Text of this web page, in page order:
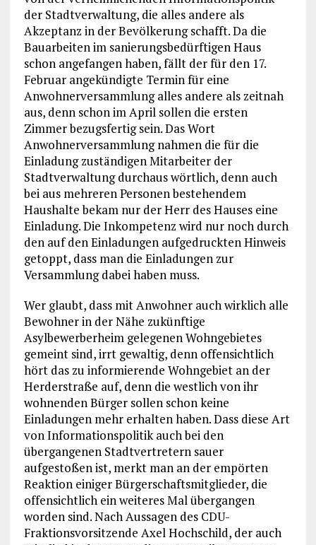
der Stadtverwaltung, die alles andere als
Akzeptanz in der Bevölkerung schafft. Da die
Bauarbeiten im sanierungsbedürftigen Haus
schon angefangen haben, fällt der für den 17.
Februar angekündigte Termin für eine
Anwohnerversammlung alles andere als zeitnah
aus, denn schon im April sollen die ersten
Zimmer bezugsfertig sein. Das Wort
Anwohnerversammlung nahmen die für die
Einladung zuständigen Mitarbeiter der
Stadtverwaltung durchaus wörtlich, denn auch
bei aus mehreren Personen bestehendem
Haushalte bekam nur der Herr des Hauses eine
Einladung. Die Inkompetenz wird nur noch durch
den auf den Einladungen aufgedruckten Hinweis
getoppt, dass man die Einladungen zur
Versammlung dabei haben muss.
Wer glaubt, dass mit Anwohner auch wirklich alle
Bewohner in der Nähe zukünftige
Asylbewerberheim gelegenen Wohngebietes
gemeint sind, irrt gewaltig, denn offensichtlich
hört das zu informierende Wohngebiet an der
Herderstraße auf, denn die westlich von ihr
wohnenden Bürger sollen schon keine
Einladungen mehr erhalten haben. Dass diese Art
von Informationspolitik auch bei den
übergangenen Stadtvertretern sauer
aufgestoßen ist, merkt man an der empörten
Reaktion einiger Bürgerschaftsmitglieder, die
offensichtlich ein weiteres Mal übergangen
worden sind. Nach Aussagen des CDU-
Fraktionsvorsitzende Axel Hochschild, der auch